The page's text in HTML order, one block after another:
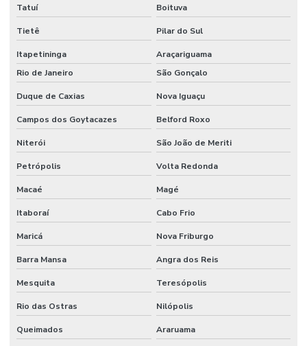
Instalação hidráulica industrial
Instalação de máquinas e equipamentos industriais
Instalação de tubulação
Instalação de tubulação de ar comprimido
Manutenção corretiva industrial
Manutenção corretiva preventiva e preditiva industrial
Manutenção eletromecânica industrial
Manutenção eletronica industrial
Manutenção em equipamentos industriais
Manutenção industrial corretiva
Manutenção industrial elétrica
Manutenção industrial preventiva
Tatuí Boituva
Tietê Pilar do Sul
Itapetininga
Araçariguama
Rio de Janeiro
São Gonçalo
Duque de Caxias Nova Iguaçu
Campos dos Goytacazes Belford Roxo
Niterói São João de Meriti
Petrópolis Volta Redonda
Macaé Magé
Itaboraí Cabo Frio
Maricá Nova Friburgo
Barra Mansa Angra dos Reis
Mesquita Teresópolis
Rio das Ostras Nilópolis
Queimados Araruama